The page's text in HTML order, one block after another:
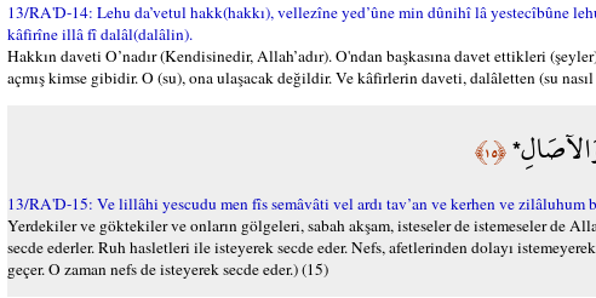
13/RA'D-14: Lehu da’vetul hakk(hakkı), vellezîne yed’ûne min dûnihî lâ yestecîbûne
kâfirîne illâ fî dalâl(dalâlin).
Hakkın daveti O’nadır (Kendisinedir, Allah’adır). O'ndan başkasına davet ettikleri
açmış kimse gibidir. O (su), ona ulaşacak değildir. Ve kâfirlerin daveti, dalâletten (su
﴿١٥﴾
13/RA'D-15: Ve lillâhi yescudu men fîs semâvâti vel ardı tav’an ve kerhen ve
Yerdekiler ve göktekiler ve onların gölgeleri, sabah akşam, isteseler de istemeseler de
secde ederler. Ruh hasletleri ile isteyerek secde eder. Nefs, afetlerinden dolayı
geçer. O zaman nefs de isteyerek secde eder.) (15)